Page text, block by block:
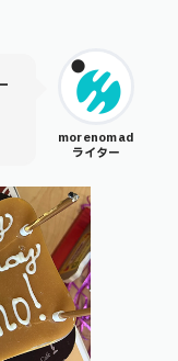
morenomad
ライター